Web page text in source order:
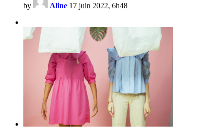
by Aline 17 juin 2022, 6h48